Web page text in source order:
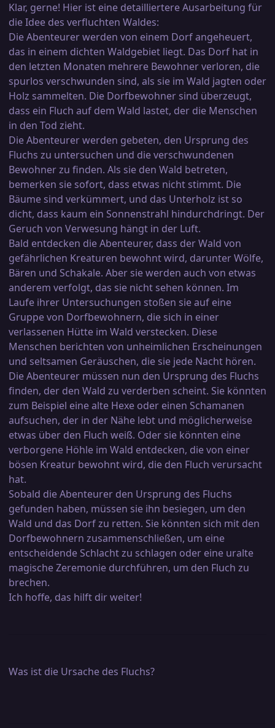
Klar, gerne! Hier ist eine detailliertere Ausarbeitung für
die Idee des verfluchten Waldes:
Die Abenteurer werden von einem Dorf angeheuert,
das in einem dichten Waldgebiet liegt. Das Dorf hat in
den letzten Monaten mehrere Bewohner verloren, die
spurlos verschwunden sind, als sie im Wald jagten oder
Holz sammelten. Die Dorfbewohner sind überzeugt,
dass ein Fluch auf dem Wald lastet, der die Menschen
in den Tod zieht.
Die Abenteurer werden gebeten, den Ursprung des
Fluchs zu untersuchen und die verschwundenen
Bewohner zu finden. Als sie den Wald betreten,
bemerken sie sofort, dass etwas nicht stimmt. Die
Bäume sind verkümmert, und das Unterholz ist so
dicht, dass kaum ein Sonnenstrahl hindurchdringt. Der
Geruch von Verwesung hängt in der Luft.
Bald entdecken die Abenteurer, dass der Wald von
gefährlichen Kreaturen bewohnt wird, darunter Wölfe,
Bären und Schakale. Aber sie werden auch von etwas
anderem verfolgt, das sie nicht sehen können. Im
Laufe ihrer Untersuchungen stoßen sie auf eine
Gruppe von Dorfbewohnern, die sich in einer
verlassenen Hütte im Wald verstecken. Diese
Menschen berichten von unheimlichen Erscheinungen
und seltsamen Geräuschen, die sie jede Nacht hören.
Die Abenteurer müssen nun den Ursprung des Fluchs
finden, der den Wald zu verderben scheint. Sie könnten
zum Beispiel eine alte Hexe oder einen Schamanen
aufsuchen, der in der Nähe lebt und möglicherweise
etwas über den Fluch weiß. Oder sie könnten eine
verborgene Höhle im Wald entdecken, die von einer
bösen Kreatur bewohnt wird, die den Fluch verursacht
hat.
Sobald die Abenteurer den Ursprung des Fluchs
gefunden haben, müssen sie ihn besiegen, um den
Wald und das Dorf zu retten. Sie könnten sich mit den
Dorfbewohnern zusammenschließen, um eine
entscheidende Schlacht zu schlagen oder eine uralte
magische Zeremonie durchführen, um den Fluch zu
brechen.
Ich hoffe, das hilft dir weiter!
Was ist die Ursache des Fluchs?